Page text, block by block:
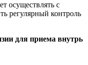
осуществлять с
регулярный контроль
для приема внутрь